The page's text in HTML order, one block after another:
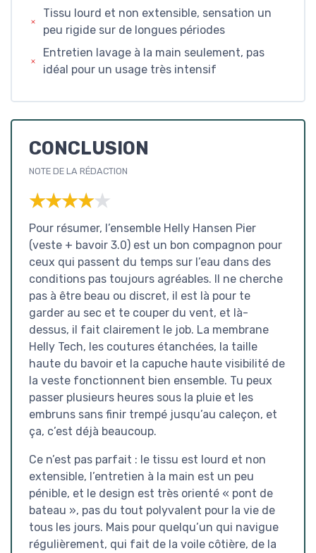
Tissu lourd et non extensible, sensation un
peu rigide sur de longues périodes
Entretien lavage à la main seulement, pas
idéal pour un usage très intensif
CONCLUSION
NOTE DE LA RÉDACTION
★★★★★
★★★★★
Pour résumer, l’ensemble Helly Hansen Pier
(veste + bavoir 3.0) est un bon compagnon pour
ceux qui passent du temps sur l’eau dans des
conditions pas toujours agréables. Il ne cherche
pas à être beau ou discret, il est là pour te
garder au sec et te couper du vent, et là-
dessus, il fait clairement le job. La membrane
Helly Tech, les coutures étanchées, la taille
haute du bavoir et la capuche haute visibilité de
la veste fonctionnent bien ensemble. Tu peux
passer plusieurs heures sous la pluie et les
embruns sans finir trempé jusqu’au caleçon, et
ça, c’est déjà beaucoup.
Ce n’est pas parfait : le tissu est lourd et non
extensible, l’entretien à la main est un peu
pénible, et le design est très orienté « pont de
bateau », pas du tout polyvalent pour la vie de
tous les jours. Mais pour quelqu’un qui navigue
régulièrement, qui fait de la voile côtière, de la